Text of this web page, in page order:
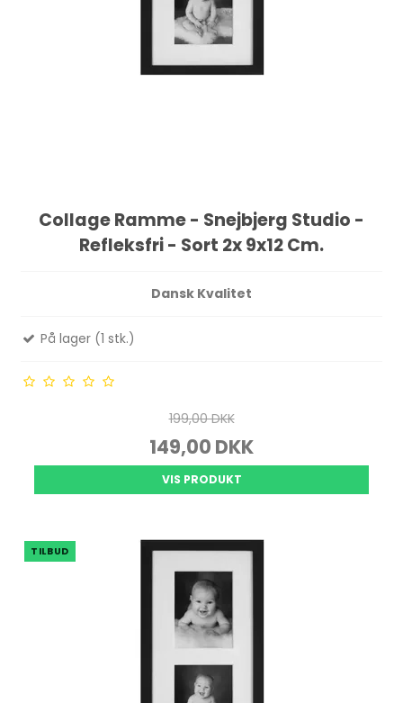
Collage Ramme - Snejbjerg Studio -
Refleksfri - Sort 2x 9x12 Cm.
Dansk Kvalitet
På lager (1 stk.)
199,00 DKK
149,00 DKK
VIS PRODUKT
TILBUD